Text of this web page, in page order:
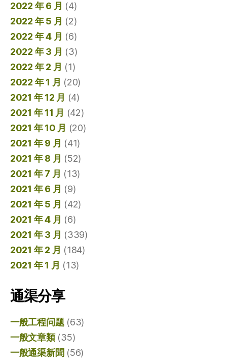
2022 年 6 月 (4)
2022 年 5 月 (2)
2022 年 4 月 (6)
2022 年 3 月 (3)
2022 年 2 月 (1)
2022 年 1 月 (20)
2021 年 12 月 (4)
2021 年 11 月 (42)
2021 年 10 月 (20)
2021 年 9 月 (41)
2021 年 8 月 (52)
2021 年 7 月 (13)
2021 年 6 月 (9)
2021 年 5 月 (42)
2021 年 4 月 (6)
2021 年 3 月 (339)
2021 年 2 月 (184)
2021 年 1 月 (13)
通渠分享
一般工程问题(63)
一般文章類(35)
一般通渠新聞 (56)